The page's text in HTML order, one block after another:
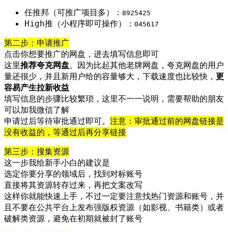
任推邦（可推广项目多）： 8925425
High推（小程序即可操作）： 045617
第二步：申请推广
点击你想要推广的网盘，进去填写信息即可
这里推荐夸克网盘。因为比起其他老牌网盘，夸克网盘的用户
量还很少，并且新用户给的容量够大，下载速度也比较快， 更
容易产生拉新收益
填写信息的步骤比较繁琐，这里不一一说明，需要帮助的朋友
可以加我微信了解
申请过后等待审批通过即可。 注意：审批通过前的网盘链接是
没有收益的，等通过后再分享链接
第三步：搜集资源
这一步我给新手小白的建议是
选定你要分享的领域后，找到对标账号
直接将其资源转存过来，再把文案改写
这样你就能快速上手，不过一定要注意找热门资源和账号，并
且不要在公共平台上发布强版权资源（如影视、书籍类）或者
破解类资源，避免在初期就被封了账号